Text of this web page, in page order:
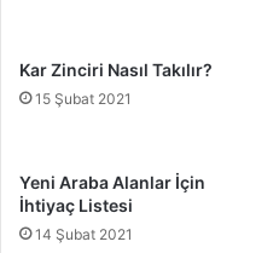
Kar Zinciri Nasıl Takılır?
15 Şubat 2021
Yeni Araba Alanlar İçin
İhtiyaç Listesi
14 Şubat 2021